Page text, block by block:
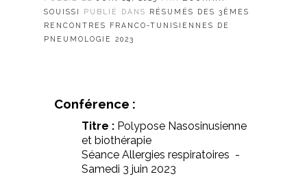
SOUISSI
PUBLIÉ DANS RÉSUMÉS DES 3ÈMES
RENCONTRES FRANCO-TUNISIENNES DE
PNEUMOLOGIE 2023
Conférence :
Titre : Polypose Nasosinusienne
et biothérapie
Séance Allergies respiratoires -
Samedi 3 juin 2023